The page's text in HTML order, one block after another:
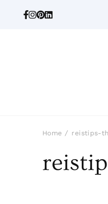
Home reistips-